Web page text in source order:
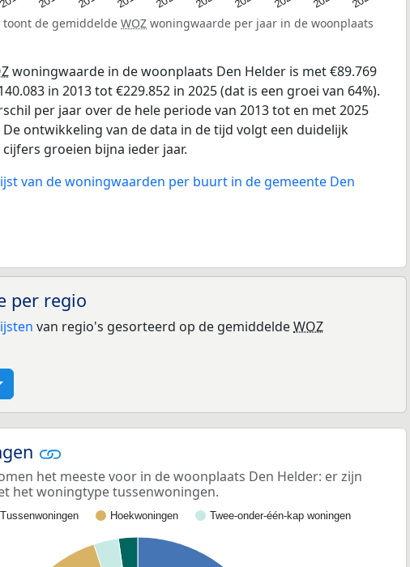
toont de gemiddelde WOZ woningwaarde per jaar in de woonplaats
woningwaarde in de woonplaats Den Helder is met €89.769
in 2013 tot €229.852 in 2025 (dat is een groei van 64%).
per jaar over de hele periode van 2013 tot en met 2025
De ontwikkeling van de data in de tijd volgt een duidelijk
groeien bijna ieder jaar.
van de woningwaarden per buurt in de gemeente Den
per regio
van regio's gesorteerd op de gemiddeldeWOZ
het meeste voor in de woonplaats Den Helder: er zijn
het woningtype tussenwoningen.
Tussenwoningen Hoekwoningen
Twee-onder-één-kap woningen